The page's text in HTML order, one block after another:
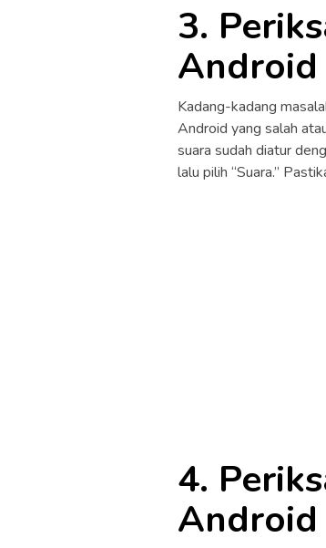
3.
Android
Kadang-kadang
Android yang salah
suara sudah diatur
lalu pilih “Suara.”
4.
Android